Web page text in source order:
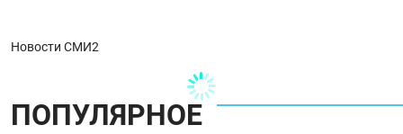
Новости СМИ2
ПОПУЛЯРНОЕ